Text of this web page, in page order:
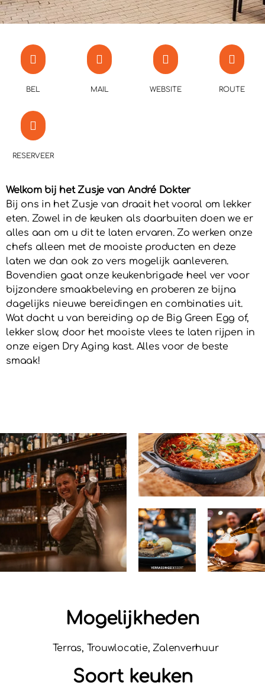
BEL MAIL WEBSITE ROUTE
RESERVEER
Welkom bij het Zusje van André Dokter
Bij ons in het Zusje van draait het vooral om lekker
eten. Zowel in de keuken als daarbuiten doen we er
alles aan om u dit te laten ervaren. Zo werken onze
chefs alleen met de mooiste producten en deze
laten we dan ook zo vers mogelijk aanleveren.
Bovendien gaat onze keukenbrigade heel ver voor
bijzondere smaakbeleving en proberen ze bijna
dagelijks nieuwe bereidingen en combinaties uit.
Wat dacht u van bereiding op de Big Green Egg of,
lekker slow, door het mooiste vlees te laten rijpen in
onze eigen Dry Aging kast. Alles voor de beste
smaak!
Mogelijkheden
Terras, Trouwlocatie, Zalenverhuur
Soort keuken